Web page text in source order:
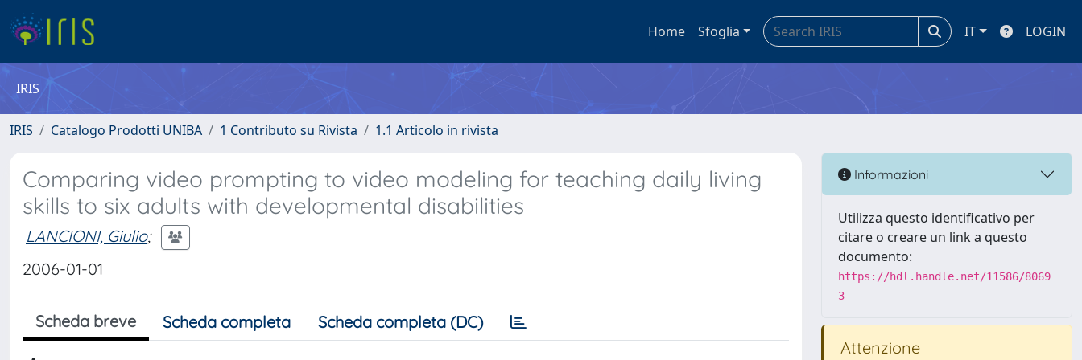
Home Sfoglia IT LOGIN
IRIS
IRIS Catalogo Prodotti UNIBA 1 Contributo su Rivista 1.1 Articolo in rivista
Comparing video prompting to video modeling for teaching daily living
skills to six adults with developmental disabilities
LANCIONI, Giulio;
2006-01-01
Scheda breve Scheda completa Scheda completa (DC)
Informazioni
Utilizza questo identificativo per
citare o creare un link a questo
documento:
https://hdl.handle.net/11586/8069
3
Attenzione